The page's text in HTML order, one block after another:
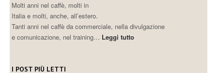
Molti anni nel caffè, molti in
Italia e molti, anche, all’estero.
Tanti anni nel caffè da commerciale, nella divulgazione
e comunicazione, nel training… Leggi tutto
I POST PIÙ LETTI